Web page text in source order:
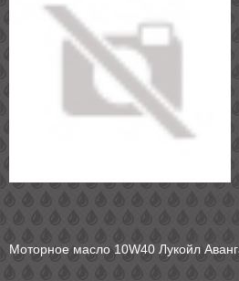
Моторное масло 10W40 Лукойл